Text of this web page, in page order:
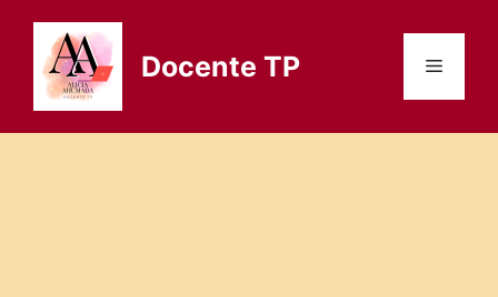
contenido
Docente TP Menú